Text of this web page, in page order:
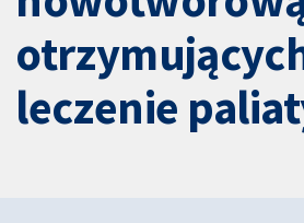
leczenie